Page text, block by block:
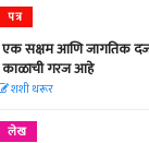
पत्र
एक सक्षम आणि जागतिक
काळाची गरज आहे
शशी थरूर
लेख